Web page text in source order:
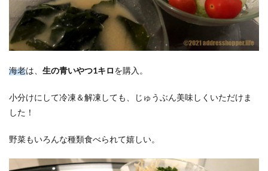
海老は、 生の青いやつ1キロを購入。
小分けにして冷凍＆解凍しても、じゅうぶん美味しくいただけま
した！
野菜もいろんな種類食べられて嬉しい。